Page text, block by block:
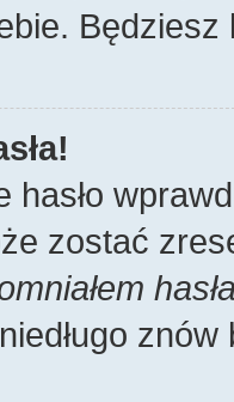
hasło
zostać